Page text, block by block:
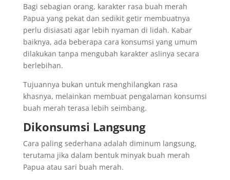
Bagi sebagian orang, karakter rasa buah merah
Papua yang pekat dan sedikit getir membuatnya
perlu disiasati agar lebih nyaman di lidah. Kabar
baiknya, ada beberapa cara konsumsi yang umum
dilakukan tanpa mengubah karakter aslinya secara
berlebihan.
Tujuannya bukan untuk menghilangkan rasa
khasnya, melainkan membuat pengalaman konsumsi
buah merah terasa lebih seimbang.
Dikonsumsi Langsung
Cara paling sederhana adalah diminum langsung,
terutama jika dalam bentuk minyak buah merah
Papua atau sari buah merah.